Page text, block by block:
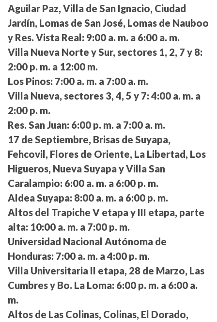
Aguilar Paz, Villa de San Ignacio, Ciudad
Jardín, Lomas de San José, Lomas de Nauboo
y Res. Vista Real: 9:00 a. m. a 6:00 a. m.
Villa Nueva Norte y Sur, sectores 1, 2, 7 y 8:
2:00 p. m. a 12:00 m.
Los Pinos: 7:00 a. m. a 7:00 a. m.
Villa Nueva, sectores 3, 4, 5 y 7: 4:00 a. m. a
2:00 p. m.
Res. San Juan: 6:00 p. m. a 7:00 a. m.
17 de Septiembre, Brisas de Suyapa,
Fehcovil, Flores de Oriente, La Libertad, Los
Higueros, Nueva Suyapa y Villa San
Caralampio: 6:00 a. m. a 6:00 p. m.
Aldea Suyapa: 8:00 a. m. a 6:00 p. m.
Altos del Trapiche V etapa y III etapa, parte
alta: 10:00 a. m. a 7:00 p. m.
Universidad Nacional Autónoma de
Honduras: 7:00 a. m. a 4:00 p. m.
Villa Universitaria II etapa, 28 de Marzo, Las
Cumbres y Bo. La Loma: 6:00 p. m. a 6:00 a.
m.
Altos de Las Colinas, Colinas, El Dorado,